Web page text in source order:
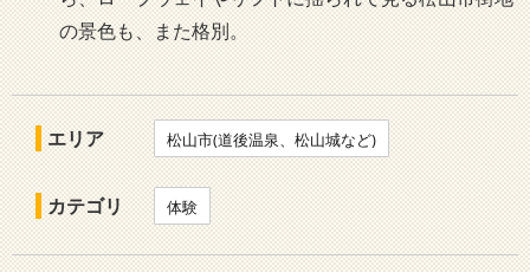
の景色も、また格別。
エリア 松山市(道後温泉、松山城など)
カテゴリ 体験